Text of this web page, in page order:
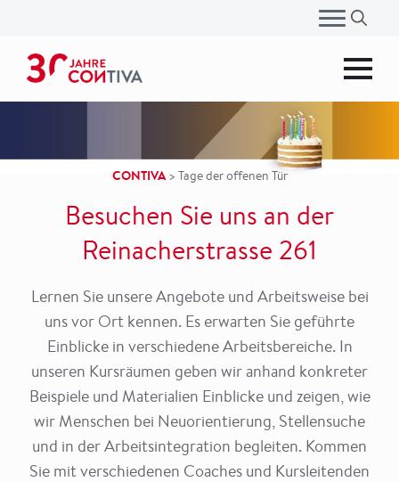
per:
CONTIVA> Tage der offenen Tür
Besuchen Sie uns an der
Reinacherstrasse 261
Lernen Sie unsere Angebote und Arbeitsweise bei
uns vor Ort kennen. Es erwarten Sie geführte
Einblicke in verschiedene Arbeitsbereiche. In
unseren Kursräumen geben wir anhand konkreter
Beispiele und Materialien Einblicke und zeigen, wie
wir Menschen bei Neuorientierung, Stellensuche
und in der Arbeitsintegration begleiten. Kommen
Sie mit verschiedenen Coaches und Kursleitenden